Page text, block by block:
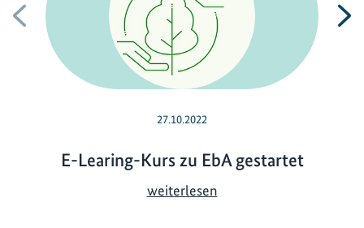
Vorherige
27.10.2022
E-Learing-Kurs zu EbA gestartet
weiterlesenE